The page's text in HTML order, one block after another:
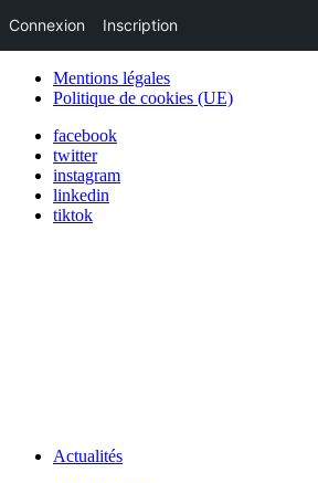
Mentions légales
Politique de cookies (UE)
facebook
twitter
instagram
linkedin
tiktok
Actualités
Connexion Inscription